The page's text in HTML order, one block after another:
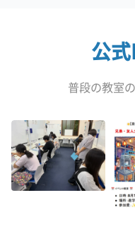
公
普段の教室